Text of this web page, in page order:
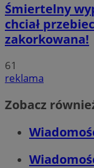
Śmiertelny
chciał
zakorkowana!
61
reklama
Zobacz